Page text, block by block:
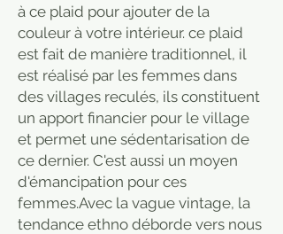
à ce plaid pour ajouter de la
couleur à votre intérieur. ce plaid
est fait de manière traditionnel, il
est réalisé par les femmes dans
des villages reculés, ils constituent
un apport financier pour le village
et permet une sédentarisation de
ce dernier. C'est aussi un moyen
d'émancipation pour ces
femmes.Avec la vague vintage, la
tendance ethno déborde vers nous